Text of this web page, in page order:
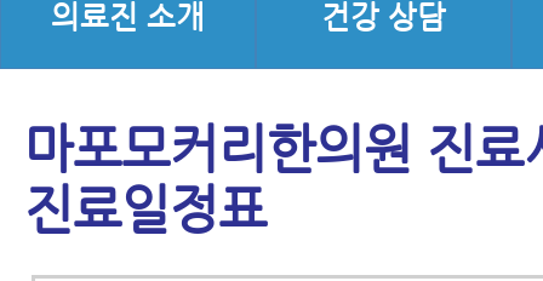
의료진 소개 건강 상담
마포모커리한의원 진
진료일정표